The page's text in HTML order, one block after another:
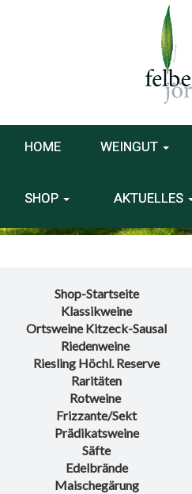
HOME WEINGUT
SHOP AKTUELLES
Shop-Startseite
Klassikweine
Ortsweine Kitzeck-Sausal
Riedenweine
Riesling Höchl. Reserve
Raritäten
Rotweine
Frizzante/Sekt
Prädikatsweine
Säfte
Edelbrände
Maischegärung